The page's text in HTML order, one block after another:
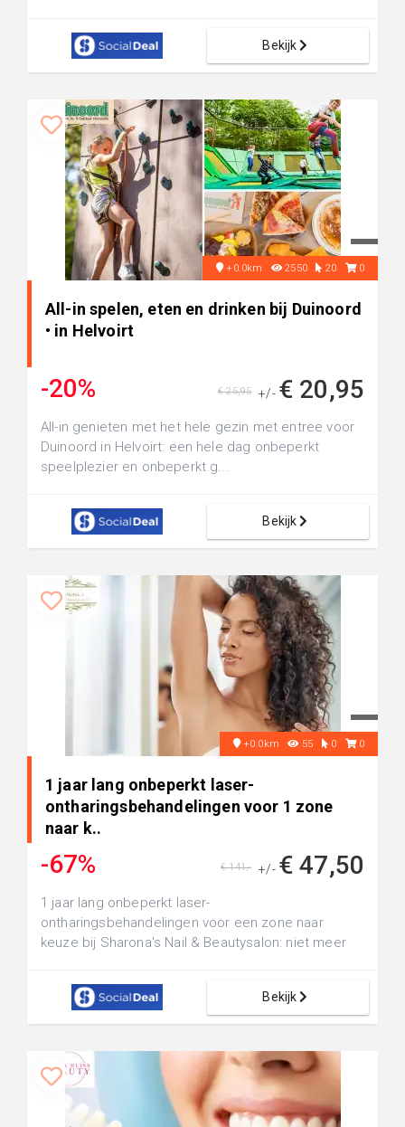
Bekijk
+0.0km 2550 20 0
All-in spelen, eten en drinken bij Duinoord
• in Helvoirt
-20% +/- € 20,95
€ 25,95
All-in genieten met het hele gezin met entree voor
Duinoord in Helvoirt: een hele dag onbeperkt
speelplezier en onbeperkt g...
Bekijk
+0.0km 55 0 0
1 jaar lang onbeperkt laser-
ontharingsbehandelingen voor 1 zone
naar k..
-67% +/- € 47,50
€ 141,-
1 jaar lang onbeperkt laser-
ontharingsbehandelingen voor een zone naar
keuze bij Sharona's Nail & Beautysalon: niet meer
Bekijk